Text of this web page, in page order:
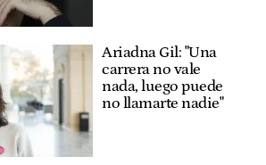
Ariadna Gil: "Una
carrera no vale
nada, luego puede
no llamarte nadie"